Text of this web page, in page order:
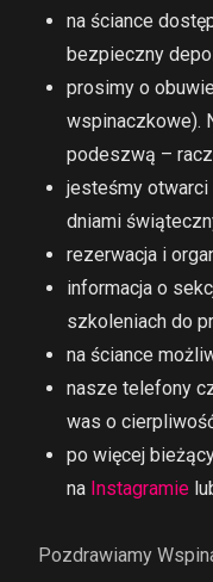
na ściance
bezpieczny
prosimy o
wspinaczkowe).
podeszwą –
jesteśmy
dniami
rezerwacja i
informacja o
szkoleniach do
na ściance
nasze telefony
was o
po więcej
na Instagramie
Pozdrawiamy